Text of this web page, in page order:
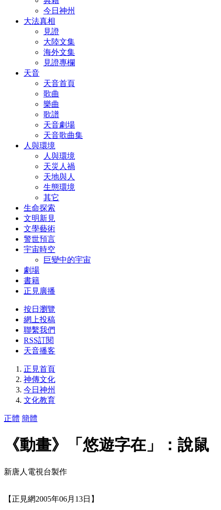
今日神州
大法真相
見證
大陸文集
海外文集
見證專欄
天音
天音首頁
歌曲
樂曲
歌譜
天音劇場
天音歌曲集
人與環境
人與環境
天災人禍
天地與人
生態環境
其它
生命探索
文明新見
文學藝術
警世預言
宇宙時空
巨變中的宇宙
劇場
書籍
正見廣播
按日瀏覽
網上投稿
聯繫我們
RSS訂閱
天音播客
正見首頁
神傳文化
今日神州
文化教育
正體 簡體
《動畫》「悠遊字在」：說鼠
新唐人電視台製作
【正見網2005年06月13日】